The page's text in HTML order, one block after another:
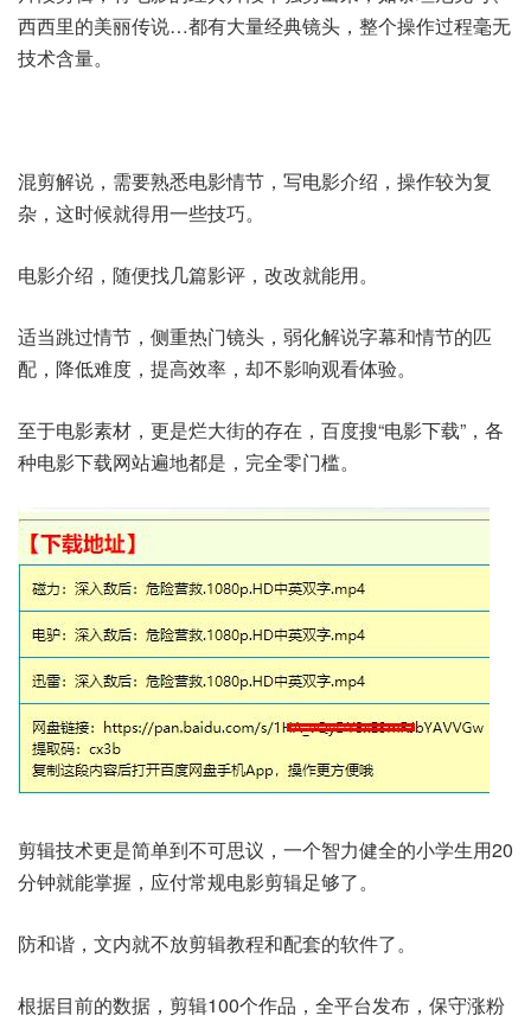
西西里的美丽传说…都有大量经典镜头，整个操作过程毫无
技术含量。
混剪解说，需要熟悉电影情节，写电影介绍，操作较为复
杂，这时候就得用一些技巧。
电影介绍，随便找几篇影评，改改就能用。
适当跳过情节，侧重热门镜头，弱化解说字幕和情节的匹
配，降低难度，提高效率，却不影响观看体验。
至于电影素材，更是烂大街的存在，百度搜“电影下载”，各
种电影下载网站遍地都是，完全零门槛。
剪辑技术更是简单到不可思议，一个智力健全的小学生用20
分钟就能掌握，应付常规电影剪辑足够了。
防和谐，文内就不放剪辑教程和配套的软件了。
根据目前的数据，剪辑100个作品，全平台发布，保守涨粉